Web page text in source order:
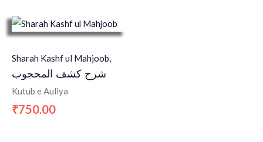
Sharah Kashf ul Mahjoob,
شرح کشف المحجوب
Kutub e Auliya
₹750.00